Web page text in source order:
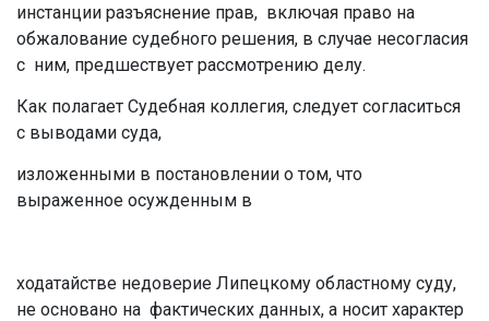
инстанции разъяснение прав, включая право на
обжалование судебного решения, в случае несогласия
с ним, предшествует рассмотрению делу.
Как полагает Судебная коллегия, следует согласиться
с выводами суда,
изложенными в постановлении о том, что
выраженное осужденным в
ходатайстве недоверие Липецкому областному суду,
не основано на фактических данных, а носит характер